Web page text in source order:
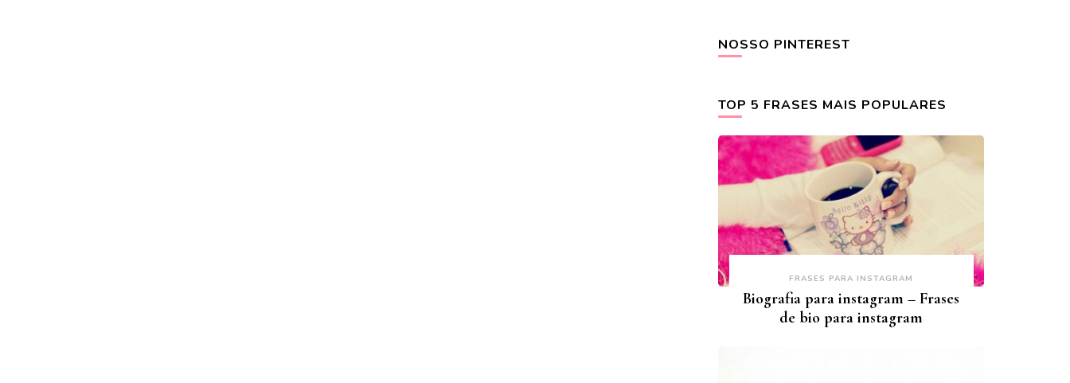
NOSSO PINTEREST
TOP 5 FRASES MAIS POPULARES
FRASES PARA INSTAGRAM
Biografia para instagram – Frases
de bio para instagram